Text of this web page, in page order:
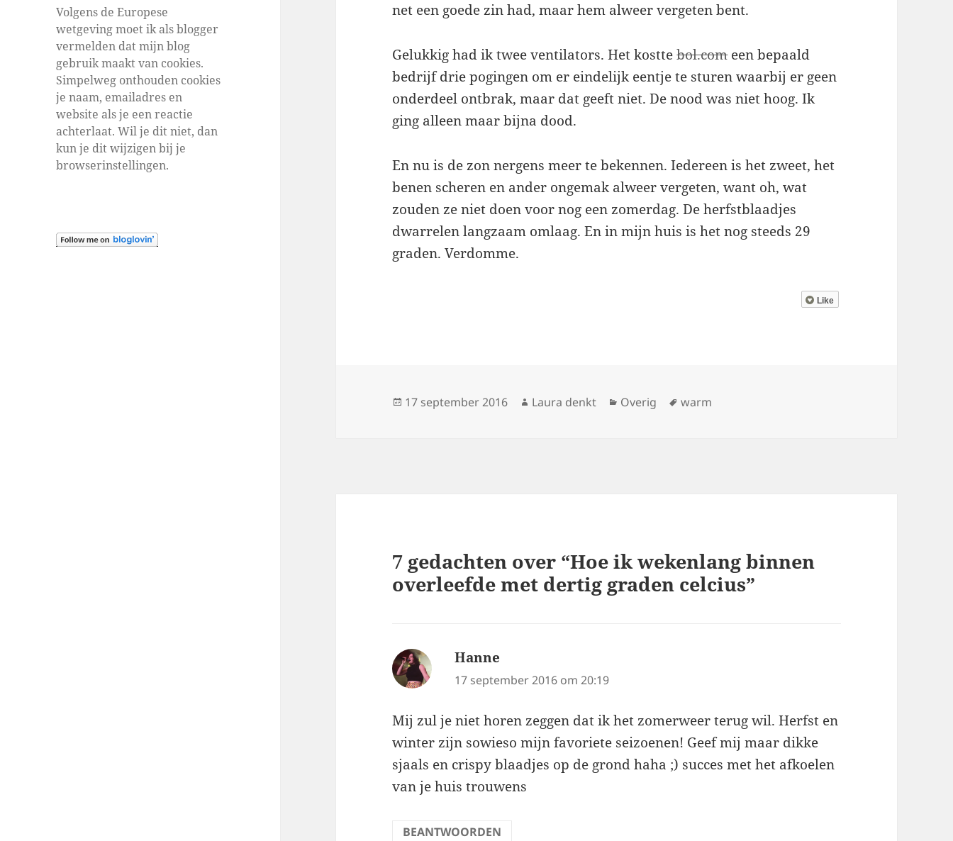
Volgens de Europese
wetgeving moet ik als blogger
vermelden dat mijn blog
gebruik maakt van cookies.
Simpelweg onthouden cookies
je naam, emailadres en
website als je een reactie
achterlaat. Wil je dit niet, dan
kun je dit wijzigen bij je
browserinstellingen.
net een goede zin had, maar hem alweer vergeten bent.
Gelukkig had ik twee ventilators. Het kosttebol.comeen bepaald
bedrijf drie pogingen om er eindelijk eentje te sturen waarbij er geen
onderdeel ontbrak, maar dat geeft niet. De nood was niet hoog. Ik
ging alleen maar bijna dood.
En nu is de zon nergens meer te bekennen. Iedereen is het zweet, het
benen scheren en ander ongemak alweer vergeten, want oh, wat
zouden ze niet doen voor nog een zomerdag. De herfstblaadjes
dwarrelen langzaam omlaag. En in mijn huis is het nog steeds 29
graden. Verdomme.
Like
Geplaatst
17 september 2016 Auteur
Laura denkt Categorieën
Overig Tags
warm
7 gedachten over “Hoe ik wekenlang binnen
overleefde met dertig graden celcius”
Hanne
17 september 2016 om 20:19
Mij zul je niet horen zeggen dat ik het zomerweer terug wil. Herfst en
winter zijn sowieso mijn favoriete seizoenen! Geef mij maar dikke
sjaals en crispy blaadjes op de grond haha ;) succes met het afkoelen
van je huis trouwens
BEANTWOORDEN